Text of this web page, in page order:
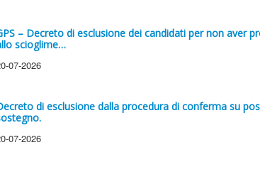
– Decreto di esclusione dei candidati per non aver
scioglime…
07-2026
di esclusione dalla procedura di conferma su
07-2026